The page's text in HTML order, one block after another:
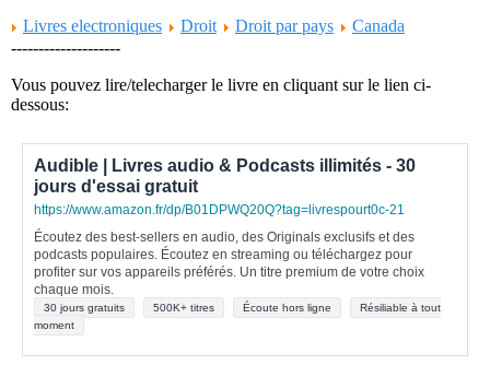
Livres electroniques
Droit Droit par pays
Canada
--------------------
Vous pouvez lire/telecharger le livre en cliquant sur le lien ci-
dessous:
Audible | Livres audio & Podcasts illimités - 30
jours d'essai gratuit
https://www.amazon.fr/dp/B01DPWQ20Q?tag=livrespourt0c-21
Écoutez des best-sellers en audio, des Originals exclusifs et des
podcasts populaires. Écoutez en streaming ou téléchargez pour
profiter sur vos appareils préférés. Un titre premium de votre choix
chaque mois.
30 jours gratuits 500K+ titres Écoute hors ligne
Résiliable à tout
moment